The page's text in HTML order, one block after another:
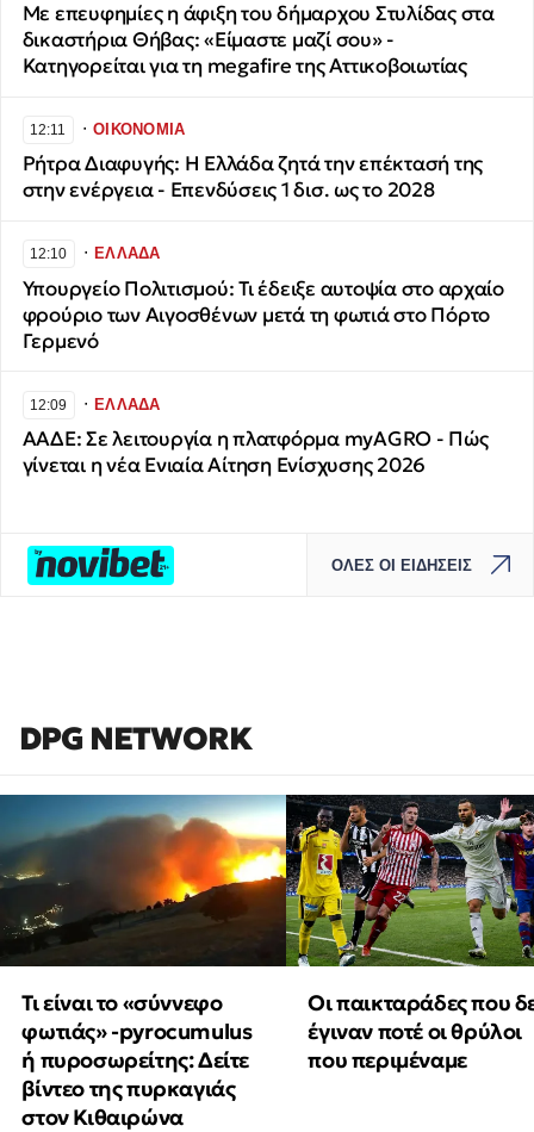
Με επευφημίες η άφιξη του δήμαρχου Στυλίδας στα
δικαστήρια Θήβας: «Είμαστε μαζί σου» -
Κατηγορείται για τη megafire της Αττικοβοιωτίας
12:11 ∙ΟΙΚΟΝΟΜΙΑ
Ρήτρα Διαφυγής: Η Ελλάδα ζητά την επέκτασή της
στην ενέργεια - Επενδύσεις 1 δισ. ως το 2028
12:10 ∙ΕΛΛΑΔΑ
Υπουργείο Πολιτισμού: Τι έδειξε αυτοψία στο αρχαίο
φρούριο των Αιγοσθένων μετά τη φωτιά στο Πόρτο
Γερμενό
12:09 ∙ΕΛΛΑΔΑ
ΑΑΔΕ: Σε λειτουργία η πλατφόρμα myAGRO - Πώς
γίνεται η νέα Ενιαία Αίτηση Ενίσχυσης 2026
ΟΛΕΣ ΟΙ ΕΙΔΗΣΕΙΣ
DPG NETWORK
Τι είναι το «σύννεφο
φωτιάς» -pyrocumulus
ή πυροσωρείτης: Δείτε
βίντεο της πυρκαγιάς
στον Κιθαιρώνα
Οι παικταράδες που
έγιναν ποτέ οι θρύλοι
που περιμέναμε